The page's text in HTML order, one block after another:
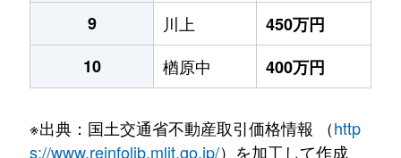
9
川上
450万円
10
楢原中 400万円
※出典：国土交通省不動産取引価格情報 （http
s://www.reinfolib.mlit.go.jp/）を加工して作成